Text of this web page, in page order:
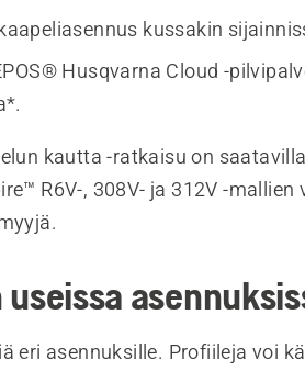
kussakin
Husqvarna Cloud -
kautta -ratkaisu on
R6V-, 308V- ja 312V -mallien
eri asennuksille. Profiileja voi